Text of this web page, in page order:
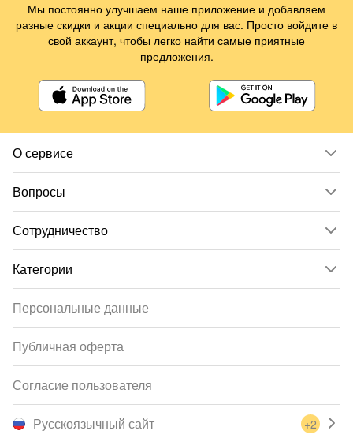
О сервисе
Вопросы
Сотрудничество
Категории
Русскоязычный сайт +2
Персональные данные
Публичная оферта
Согласие пользователя
Мы постоянно улучшаем наше приложение и добавляем
разные скидки и акции специально для вас. Просто войдите в
свой аккаунт, чтобы легко найти самые приятные
предложения.